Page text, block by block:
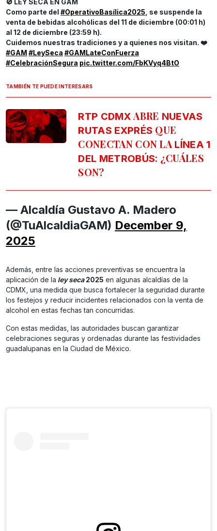
Como parte del #OperativoBasílica2025 , se suspende la
venta de bebidas alcohólicas del 11 de diciembre (00:01 h)
al 12 de diciembre (23:59 h).
Cuidemos nuestras tradiciones y a quienes nos visitan. ❤️
#GAM #LeySeca #GAMLateConFuerza
#CelebraciónSegura pic.twitter.com/FbKVyq4BtO
TAMBIÉN TE PUEDE INTERESARS
RTP CDMXABRE NUEVAS
RUTAS EXPRÉS QUE
CONECTAN CON LA LÍNEA 1
DEL METROBÚS: ¿CUÁLES
SON?
— Alcaldía Gustavo A. Madero
(@TuAlcaldiaGAM) December 9,
2025
Además, entre las acciones preventivas se encuentra la
aplicación de la ley seca2025 en algunas alcaldías de la
CDMX, una medida que busca fortalecer la seguridad durante
los festejos y reducir incidentes relacionados con la venta de
alcohol en estas fechas tan concurridas.
Con estas medidas, las autoridades buscan garantizar
celebraciones seguras y ordenadas durante las festividades
guadalupanas en la Ciudad de México.